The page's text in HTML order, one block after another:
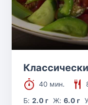
40 мин.
Б:2.0 г Ж: 6.0 г